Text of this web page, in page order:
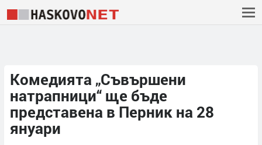
Комедията „Съвършени
натрапници“ ще бъде
представена в Перник на 28
януари